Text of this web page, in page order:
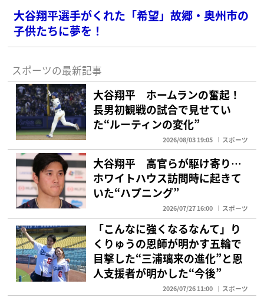
大谷翔平選手がくれた「希望」故郷・奥州市の
子供たちに夢を！
スポーツの最新記事
大谷翔平 ホームランの奮起！
長男初観戦の試合で見せてい
た“ルーティンの変化”
2026/08/03 19:05 スポーツ
大谷翔平 高官らが駆け寄り…
ホワイトハウス訪問時に起きて
いた“ハプニング”
2026/07/27 16:00 スポーツ
「こんなに強くなるなんて」り
くりゅうの恩師が明かす五輪で
目撃した“三浦璃来の進化”と恩
人支援者が明かした“今後”
2026/07/26 11:00 スポーツ